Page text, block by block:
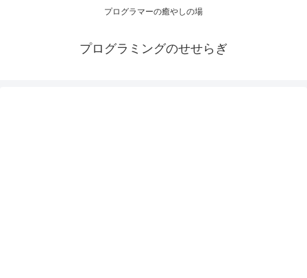
プログラマーの癒やしの場
プログラミングのせせらぎ